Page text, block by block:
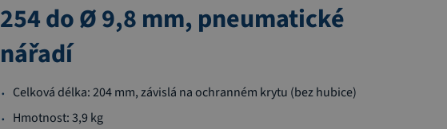
254 do Ø 9,8 mm, pneumatické
nářadí
Celková délka: 204 mm, závislá na ochranném krytu (bez hubice)
Hmotnost: 3,9 kg